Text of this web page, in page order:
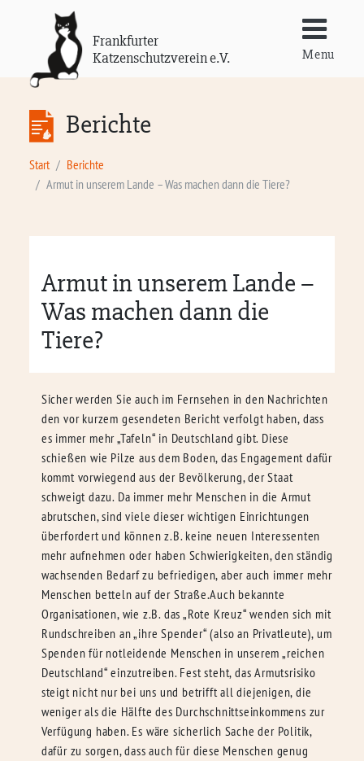
Frankfurter
Katzenschutzverein e.V.
Menu
Berichte
Start
Berichte
Armut in unserem Lande – Was machen dann die Tiere?
Armut in unserem Lande –
Was machen dann die
Tiere?
Sicher werden Sie auch im Fernsehen in den Nachrichten
den vor kurzem gesendeten Bericht verfolgt haben, dass
es immer mehr „Tafeln“ in Deutschland gibt. Diese
schießen wie Pilze aus dem Boden, das Engagement dafür
kommt vorwiegend aus der Bevölkerung, der Staat
schweigt dazu. Da immer mehr Menschen in die Armut
abrutschen, sind viele dieser wichtigen Einrichtungen
überfordert und können z.B. keine neuen Interessenten
mehr aufnehmen oder haben Schwierigkeiten, den ständig
wachsenden Bedarf zu befriedigen, aber auch immer mehr
Menschen betteln auf der Straße.Auch bekannte
Organisationen, wie z.B. das „Rote Kreuz“ wenden sich mit
Rundschreiben an „ihre Spender“ (also an Privatleute), um
Spenden für notleidende Menschen in unserem „reichen
Deutschland“ einzutreiben. Fest steht, das Armutsrisiko
steigt nicht nur bei uns und betrifft all diejenigen, die
weniger als die Hälfte des Durchschnittseinkommens zur
Verfügung haben. Es wäre sicherlich Sache der Politik,
dafür zu sorgen, dass auch für diese Menschen genug